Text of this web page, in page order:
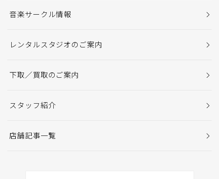
音楽サークル情報
レンタルスタジオのご案内
下取／買取のご案内
スタッフ紹介
店舗記事一覧